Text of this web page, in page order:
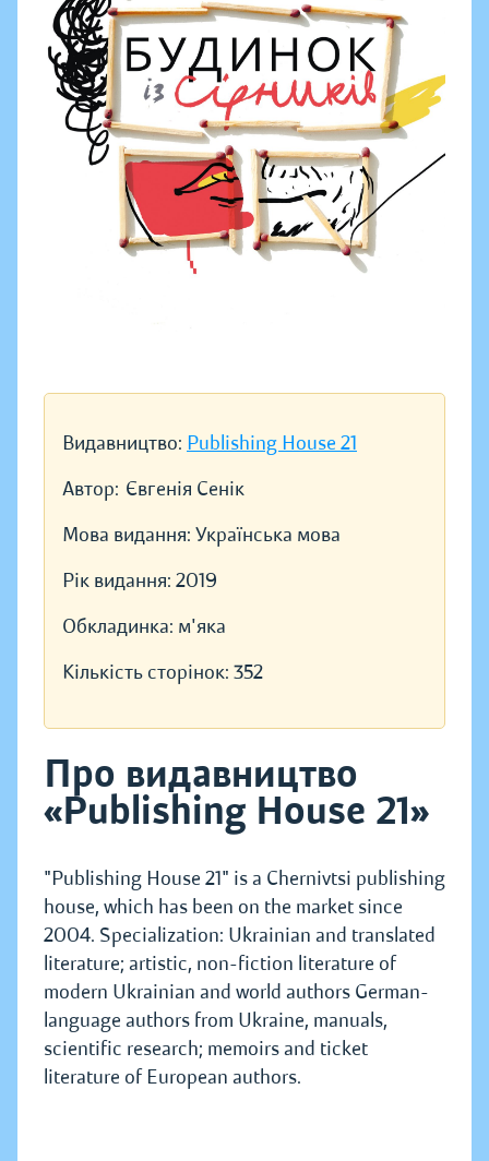
Видавництво: Publishing House 21
Автор: Євгенія Сенік
Мова видання: Українська мова
Рік видання: 2019
Обкладинка: м'яка
Кількість сторінок: 352
Про видавництво
«Publishing House 21»
"Publishing House 21" is a Chernivtsi publishing
house, which has been on the market since
2004. Specialization: Ukrainian and translated
literature; artistic, non-fiction literature of
modern Ukrainian and world authors German-
language authors from Ukraine, manuals,
scientific research; memoirs and ticket
literature of European authors.